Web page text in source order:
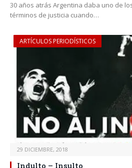
30 años atrás Argentina daba uno de
términos de justicia cuando…
ARTÍCULOS PERIODÍSTICOS
29 DICIEMBRE, 2018
Indulto – Insulto